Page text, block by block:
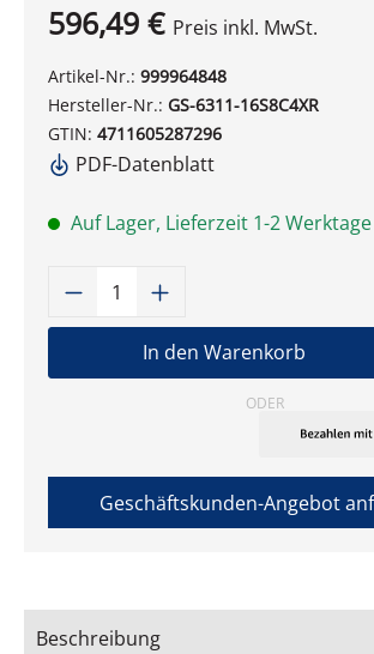
596,49 € Preis inkl. MwSt.
Artikel-Nr.: 999964848
Hersteller-Nr.: GS-6311-16S8C4XR
GTIN: 4711605287296
PDF-Datenblatt
Auf Lager, Lieferzeit 1-2 Werktage
Produkt Anzahl: Gib
In den Warenkorb
ODER
Geschäftskunden-Angebot
Beschreibung